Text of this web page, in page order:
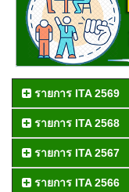
รายการ ITA 2569
รายการ ITA 2568
รายการ ITA 2567
รายการ ITA 2566